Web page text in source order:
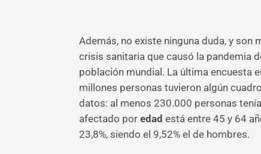
Además, no existe ninguna duda, y
crisis sanitaria que causó la pandemia
población mundial. La última encuesta
millones personas tuvieron algún
datos: al menos 230.000 personas
afectado por edad está entre 45 y 64
23,8%, siendo el 9,52% el de hombres.